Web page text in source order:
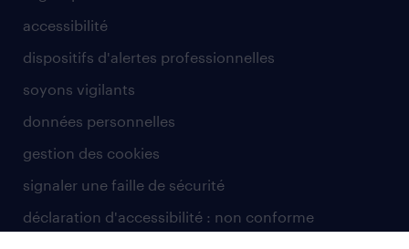
accessibilité
dispositifs d'alertes professionnelles
soyons vigilants
données personnelles
gestion des cookies
signaler une faille de sécurité
déclaration d'accessibilité : non conforme